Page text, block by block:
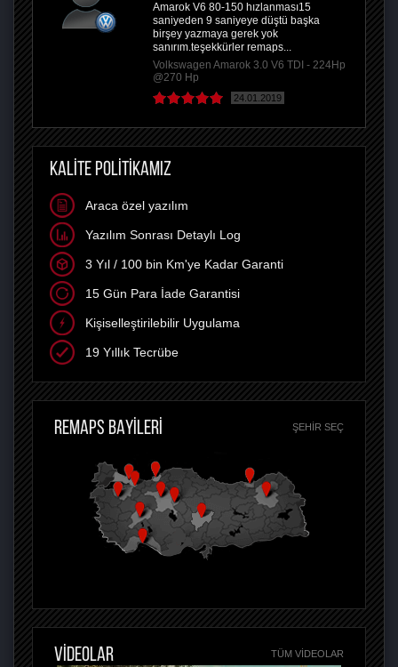
Amarok V6 80-150 hızlanması15
saniyeden 9 saniyeye düştü başka
birşey yazmaya gerek yok
sanırım.teşekkürler remaps...
Volkswagen Amarok 3.0 V6 TDI - 224Hp
@270 Hp
24.01.2019
KALİTE POLİTİKAMIZ
Araca özel yazılım
Yazılım Sonrası Detaylı Log
3 Yıl / 100 bin Km'ye Kadar Garanti
15 Gün Para İade Garantisi
Kişiselleştirilebilir Uygulama
19 Yıllık Tecrübe
REMAPS BAYİLERİ ŞEHIR SEÇ
VİDEOLAR TÜM VIDEOLAR